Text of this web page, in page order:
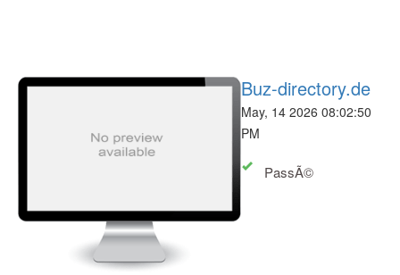
Buz-directory.de
May, 14 2026 08:02:50
PM
PassÃ©